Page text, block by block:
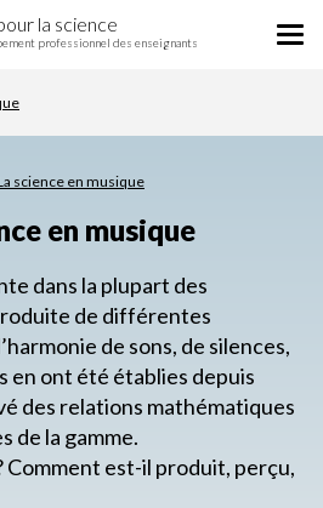
la science
professionnel des enseignants
science en musique
en musique
dans la plupart des
de différentes
de sons, de silences,
en ont été établies depuis
des relations mathématiques
de la gamme.
Comment est-il produit, perçu,